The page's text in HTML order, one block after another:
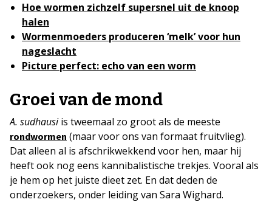
Hoe wormen zichzelf supersnel uit de knoop
halen
Wormenmoeders produceren ‘melk’ voor hun
nageslacht
Picture perfect: echo van een worm
Groei van de mond
A. sudhausiis tweemaal zo groot als de meeste
rondwormen (maar voor ons van formaat fruitvlieg).
Dat alleen al is afschrikwekkend voor hen, maar hij
heeft ook nog eens kannibalistische trekjes. Vooral als
je hem op het juiste dieet zet. En dat deden de
onderzoekers, onder leiding van Sara Wighard.